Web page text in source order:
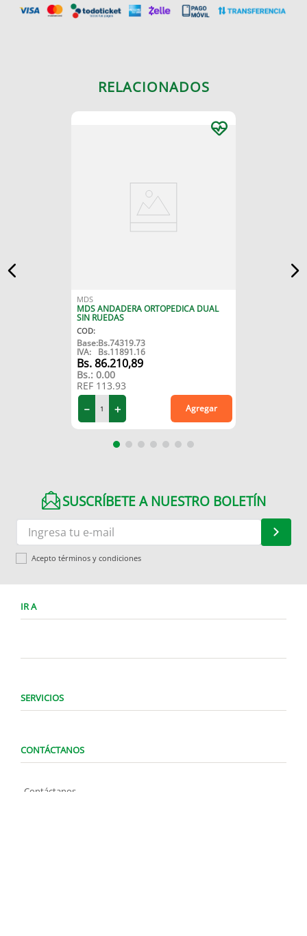
RELACIONADOS
MDS
MDS ANDADERA ORTOPEDICA DUAL
SIN RUEDAS
COD:
Base:Bs.74319.73
IVA: Bs.11891.16
86.210,89
Bs.: 0.00
REF 113.93
＋
－ Agregar
SUSCRÍBETE A NUESTRO BOLETÍN
Acepto términos y condiciones
IR A
SERVICIOS
CONTÁCTANOS
Contáctanos